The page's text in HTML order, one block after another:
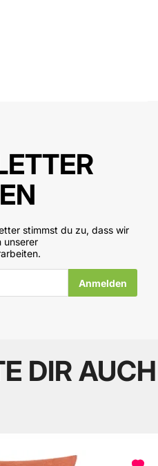
stimmst du zu, dass wir
unserer
DIR AUCH